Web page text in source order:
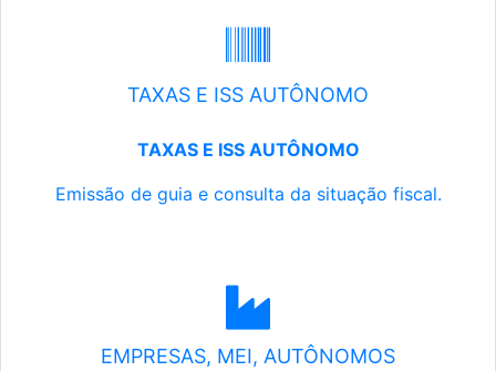
TAXAS E ISS AUTÔNOMO
TAXAS E ISS AUTÔNOMO
Emissão de guia e consulta da situação fiscal.
EMPRESAS, MEI, AUTÔNOMOS